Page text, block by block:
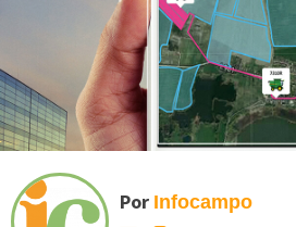
Por Infocampo